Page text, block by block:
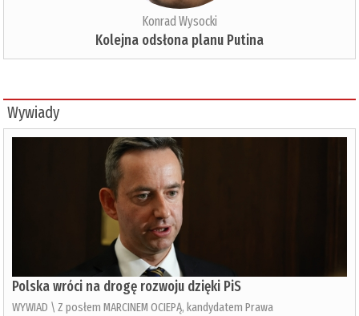
Konrad Wysocki
Kolejna odsłona planu Putina
Wywiady
Polska wróci na drogę rozwoju dzięki PiS
WYWIAD \ Z posłem MARCINEM OCIEPĄ, kandydatem Prawa